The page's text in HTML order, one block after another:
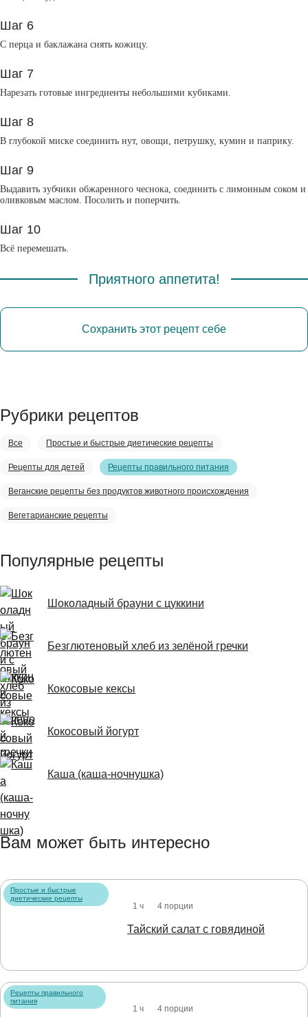
Шаг 6
С перца и баклажана снять кожицу.
Шаг 7
Нарезать готовые ингредиенты небольшими кубиками.
Шаг 8
В глубокой миске соединить нут, овощи, петрушку, кумин и паприку.
Шаг 9
Выдавить зубчики обжаренного чеснока, соединить с лимонным соком и
оливковым маслом. Посолить и поперчить.
Шаг 10
Всё перемешать.
Приятного аппетита!
Сохранить этот рецепт себе
Рубрики рецептов
Все Простые и быстрые диетические рецепты
Рецепты для детей Рецепты правильного питания
Веганские рецепты без продуктов животного происхождения
Вегетарианские рецепты
Популярные рецепты
Шоколадный брауни с цуккини
Безглютеновый хлеб из зелёной гречки
Кокосовые кексы
Кокосовый йогурт
Каша (каша-ночнушка)
Вам может быть интересно
Простые и быстрые
диетические рецепты
1 ч 4 порции
Тайский салат с говядиной
Рецепты правильного
питания
1 ч 4 порции